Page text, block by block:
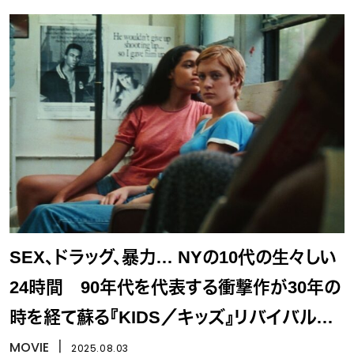
SEX、ドラッグ、暴力… NYの10代の生々しい
24時間 90年代を代表する衝撃作が30年の
時を経て蘇る『KIDS／キッズ』リバイバル上
映
MOVIE 2025.08.03